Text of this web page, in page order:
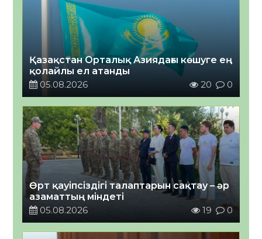
Қазақстан Орталық Азиядағы көшуге ең
қолайлы ел атанды
05.08.2026
20 0
Өрт қауіпсіздігі талаптарын сақтау – әр
азаматтың міндеті
05.08.2026
19 0